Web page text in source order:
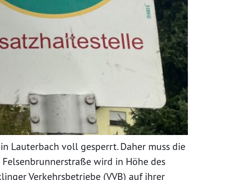
Lauterbach voll gesperrt. Daher muss die
wird in Höhe des
Verkehrsbetriebe (VVB) auf ihrer